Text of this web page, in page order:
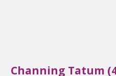
Channing Tatum